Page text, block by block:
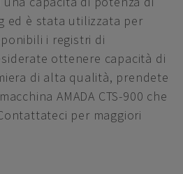
ed è stata utilizzata per
i registri di
ottenere capacità di
di alta qualità, prendete
AMADA CTS-900 che
per maggiori